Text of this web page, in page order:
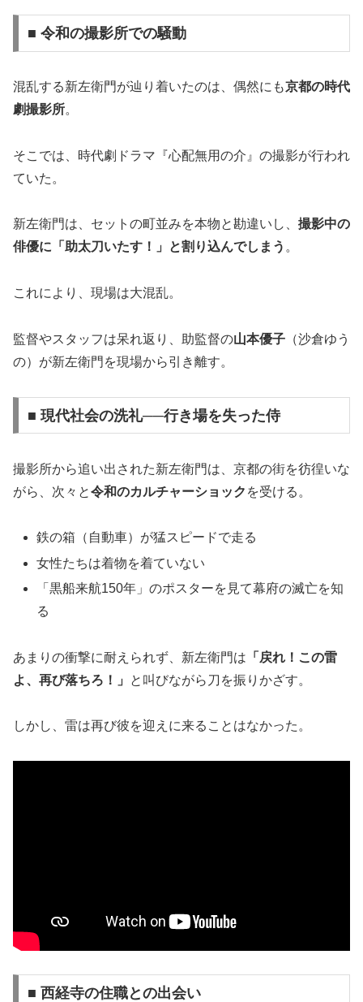
■ 令和の撮影所での騒動
混乱する新左衛門が辿り着いたのは、偶然にも京都の時代
劇撮影所。
そこでは、時代劇ドラマ『心配無用の介』の撮影が行われ
ていた。
新左衛門は、セットの町並みを本物と勘違いし、 撮影中の
俳優に「助太刀いたす！」と割り込んでしまう 。
これにより、現場は大混乱。
監督やスタッフは呆れ返り、助監督の山本優子 （沙倉ゆう
の）が新左衛門を現場から引き離す。
■ 現代社会の洗礼──行き場を失った侍
撮影所から追い出された新左衛門は、京都の街を彷徨いな
がら、次々と令和のカルチャーショック を受ける。
鉄の箱（自動車）が猛スピードで走る
女性たちは着物を着ていない
「黒船来航150年」のポスターを見て幕府の滅亡を知
る
あまりの衝撃に耐えられず、新左衛門は 「戻れ！この雷
よ、再び落ちろ！」
と叫びながら刀を振りかざす。
しかし、雷は再び彼を迎えに来ることはなかった。
■ 西経寺の住職との出会い